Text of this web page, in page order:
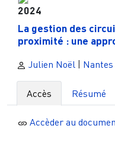
2024
La gestion des
proximité : une
Julien Noël Nantes
Accès Résumé
Accèder au